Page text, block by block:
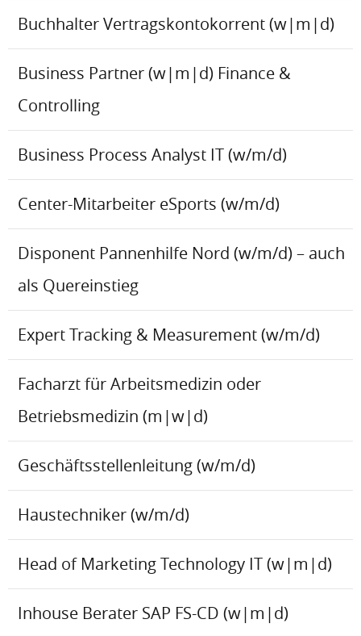
Buchhalter Vertragskontokorrent (w|m|d)
Business Partner (w|m|d) Finance &
Controlling
Business Process Analyst IT (w/m/d)
Center-Mitarbeiter eSports (w/m/d)
Disponent Pannenhilfe Nord (w/m/d) – auch
als Quereinstieg
Expert Tracking & Measurement (w/m/d)
Facharzt für Arbeitsmedizin oder
Betriebsmedizin (m|w|d)
Geschäftsstellenleitung (w/m/d)
Haustechniker (w/m/d)
Head of Marketing Technology IT (w|m|d)
Inhouse Berater SAP FS-CD (w|m|d)